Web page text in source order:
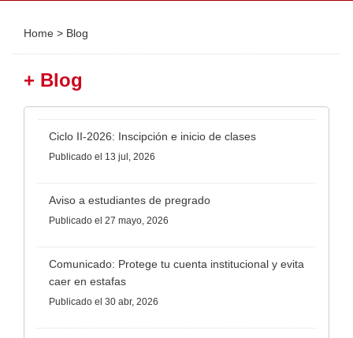
Home > Blog
+ Blog
Ciclo II-2026: Inscipción e inicio de clases
Publicado el 13 jul, 2026
Aviso a estudiantes de pregrado
Publicado el 27 mayo, 2026
Comunicado: Protege tu cuenta institucional y evita
caer en estafas
Publicado el 30 abr, 2026